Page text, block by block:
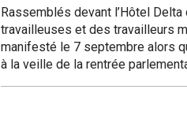
Rassemblés devant l’Hôtel
travailleuses et des travailleurs
manifesté le 7 septembre alors
à la veille de la rentrée